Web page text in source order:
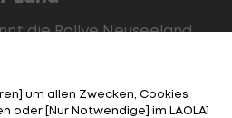
die Rallye Neuseeland.
um allen Zwecken, Cookies
oder [Nur Notwendige] im LAOLA1